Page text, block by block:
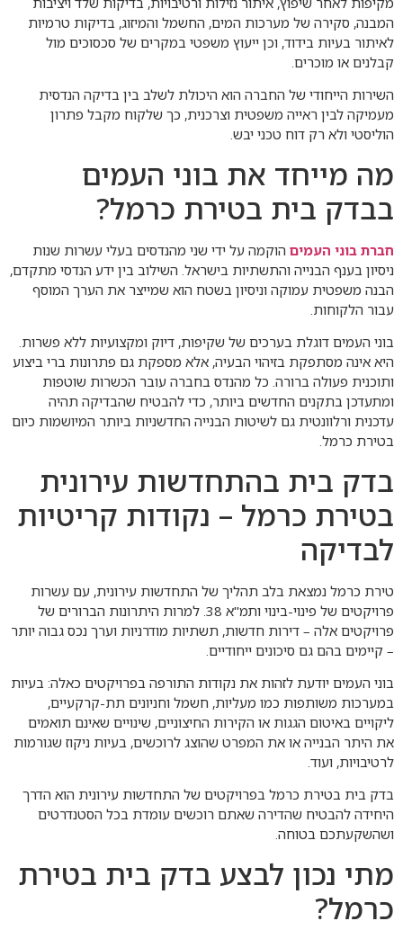
המבנה, סקירה של מערכות המים, החשמל והמיזוג, בדיקות טרמיות
לאיתור בעיות בידוד, וכן ייעוץ משפטי במקרים של סכסוכים מול
קבלנים או מוכרים.
השירות הייחודי של החברה הוא היכולת לשלב בין בדיקה הנדסית
מעמיקה לבין ראייה משפטית וצרכנית, כך שלקוח מקבל פתרון
הוליסטי ולא רק דוח טכני יבש.
מה מייחד את בוני העמים
בבדק בית בטירת כרמל?
חברת בוני העמים הוקמה על ידי שני מהנדסים בעלי עשרות שנות
ניסיון בענף הבנייה והתשתיות בישראל. השילוב בין ידע הנדסי מתקדם,
הבנה משפטית עמוקה וניסיון בשטח הוא שמייצר את הערך המוסף
עבור הלקוחות.
בוני העמים דוגלת בערכים של שקיפות, דיוק ומקצועיות ללא פשרות.
היא אינה מסתפקת בזיהוי הבעיה, אלא מספקת גם פתרונות ברי ביצוע
ותוכנית פעולה ברורה. כל מהנדס בחברה עובר הכשרות שוטפות
ומתעדכן בתקנים החדשים ביותר, כדי להבטיח שהבדיקה תהיה
עדכנית ורלוונטית גם לשיטות הבנייה החדשניות ביותר המיושמות כיום
בטירת כרמל.
בדק בית בהתחדשות עירונית
בטירת כרמל – נקודות קריטיות
לבדיקה
טירת כרמל נמצאת בלב תהליך של התחדשות עירונית, עם עשרות
פרויקטים של פינוי-בינוי ותמ"א 38. למרות היתרונות הברורים של
פרויקטים אלה – דירות חדשות, תשתיות מודרניות וערך נכס גבוה יותר
– קיימים בהם גם סיכונים ייחודיים.
בוני העמים יודעת לזהות את נקודות התורפה בפרויקטים כאלה: בעיות
במערכות משותפות כמו מעליות, חשמל וחניונים תת-קרקעיים,
ליקויים באיטום הגגות או הקירות החיצוניים, שינויים שאינם תואמים
את היתר הבנייה או את המפרט שהוצג לרוכשים, בעיות ניקוז שגורמות
לרטיבויות, ועוד.
בדק בית בטירת כרמל בפרויקטים של התחדשות עירונית הוא הדרך
היחידה להבטיח שהדירה שאתם רוכשים עומדת בכל הסטנדרטים
ושהשקעתכם בטוחה.
מתי נכון לבצע בדק בית בטירת
כרמל?